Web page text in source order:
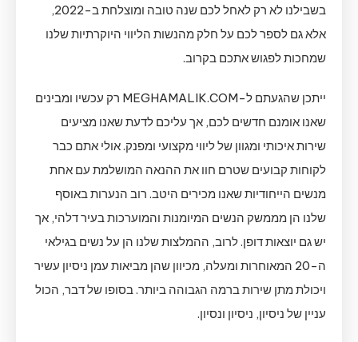
בשבילנו לא רק לאחל לכם שנה טובה ומוצלחת ב-2022,
אלא גם לספר לכם על חלק מהנשות הליווי היוקרתיות שלנו
שמחכות לפגוש אתכם בקרוב.
ייתכן שהגעתם ל-MEGHAMALIK.COM רק עכשיו ומבינים
שאנו אומנם חדשים לכם, אך עליכם לדעת שאנו מציעים
שירות איכותי ומגוון של ליווי מקצועי ומפנק. אולי אתם כבר
לקוחות קבועים שטרם חוו את ההנאה המושלמת עם אחת
מנשים הייחודיות שאנו מכירים היטב. רוב הנערות באוסף
שלנו הן מממשק הנשים המיומנות והמוערכות בעיר דלהי, אך
יש גם יוצאות דופן. לרוב, ההמלצות שלנו הן על נשים בגילאי
ה-20 המאוחרות ומעלה, מכיוון שהן מביאות עמן ניסיון עשיר
ויכולת מתן שירות ברמה הגבוהה ביותר. בסופו של דבר, הכול
עניין של ניסיון, ניסיון ונסיון.